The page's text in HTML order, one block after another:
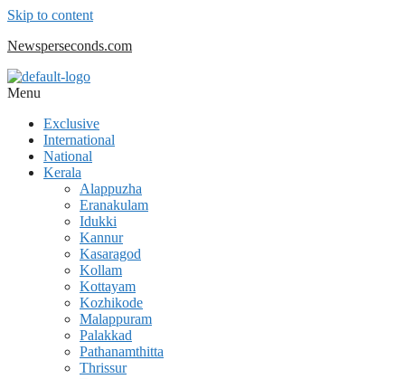
Skip to content
Newsperseconds.com
Menu
Exclusive
International
National
Kerala
Alappuzha
Eranakulam
Idukki
Kannur
Kasaragod
Kollam
Kottayam
Kozhikode
Malappuram
Palakkad
Pathanamthitta
Thrissur